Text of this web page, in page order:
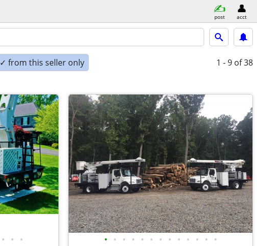
post acct
✓ from this seller only 1 - 9 of 38
• • • • • • • • • • • • • • • •